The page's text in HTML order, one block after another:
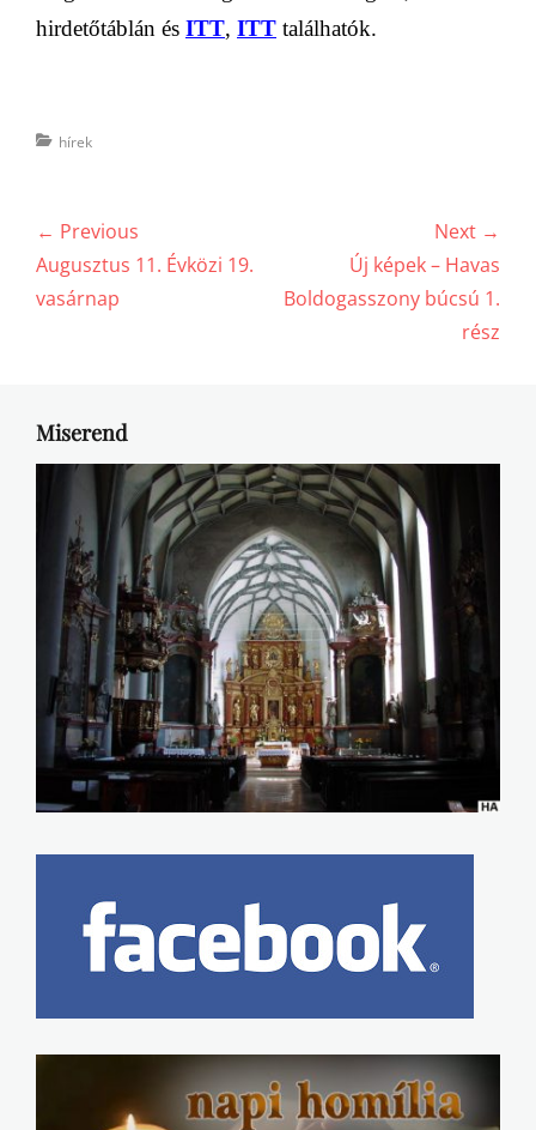
hirdetőtáblán és ITT, ITT találhatók.
Categories
hírek
Bejegyzés
navigáció
← Previous
Previous
post:
Augusztus 11. Évközi 19.
vasárnap
Next →
post:
Új képek – Havas
Boldogasszony búcsú 1.
rész
Miserend